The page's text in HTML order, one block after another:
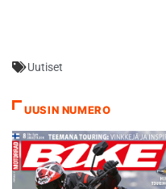
Kokeilu kestää
poissulkien juhannus. -
Monilla meistä aika on
kortilla pyörien kanssa
askarteluun. Jos pyörää
rakennellaan viikonloppuna
sunnuntain puolella ja
Uutiset
UUSIN NUMERO